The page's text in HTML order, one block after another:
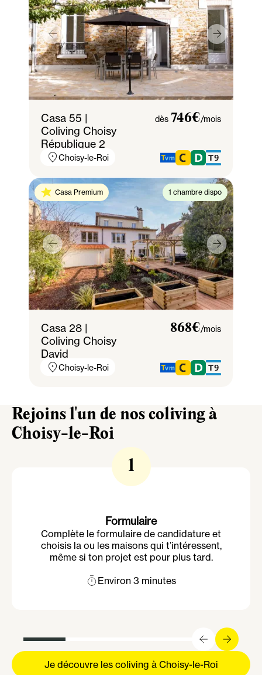
Casa 55 |
Coliving Choisy
République 2
dès 746€/mois
Choisy-le-Roi
Casa Premium 1 chambre dispo
Casa 28 |
Coliving Choisy
David
868€/mois
Choisy-le-Roi
Rejoins l'un de nos coliving à
Choisy-le-Roi
1
Formulaire
Complète le formulaire de candidature et
choisis la ou les maisons qui t’intéressent,
même si ton projet est pour plus tard.
Environ 3 minutes
Je découvre les coliving à Choisy-le-Roi